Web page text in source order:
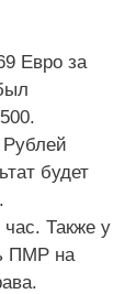
Евро за
Рублей
будет
Также у
ПМР на